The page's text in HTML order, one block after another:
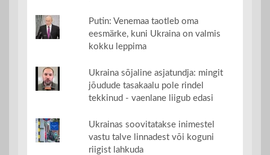
Putin: Venemaa taotleb oma
eesmärke, kuni Ukraina on valmis
kokku leppima
Ukraina sõjaline asjatundja: mingit
jõudude tasakaalu pole rindel
tekkinud - vaenlane liigub edasi
Ukrainas soovitatakse inimestel
vastu talve linnadest või koguni
riigist lahkuda